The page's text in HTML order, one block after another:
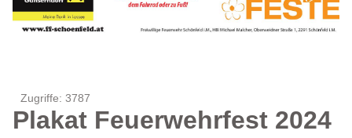
Zugriffe: 3787
Plakat Feuerwehrfest 2024